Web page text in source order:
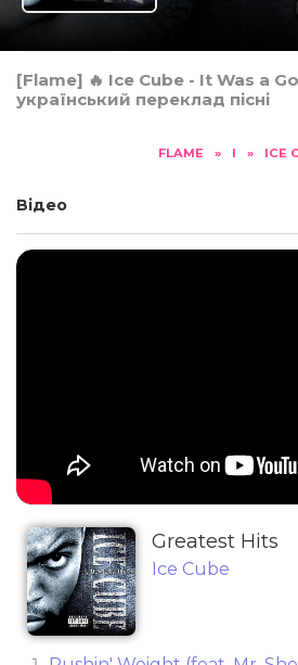
[Flame] 🔥 Ice Cube - It Was a
український переклад пісні
FLAME » I » ICE
Відео
Greatest Hits
Ice Cube